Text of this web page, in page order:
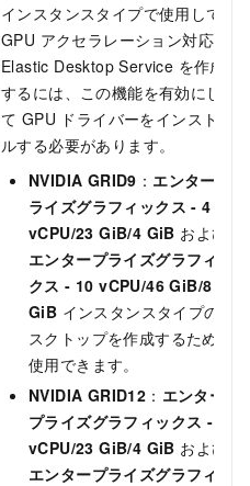
インスタンスタイプで使用して
GPU アクセラレーション対応の
Elastic Desktop Service を作成
するには、この機能を有効にし
て GPU ドライバーをインストー
ルする必要があります。
NVIDIA GRID9 ： エンタープ
ライズグラフィックス - 4
vCPU/23 GiB/4 GiB および
エンタープライズグラフィッ
クス - 10 vCPU/46 GiB/8
GiB インスタンスタイプのデ
スクトップを作成するために
使用できます。
NVIDIA GRID12 ： エンター
プライズグラフィックス - 4
vCPU/23 GiB/4 GiB および
エンタープライズグラフィッ